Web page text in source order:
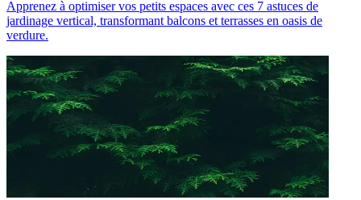
Apprenez à optimiser vos petits espaces avec ces 7 astuces de
jardinage vertical, transformant balcons et terrasses en oasis de
verdure.